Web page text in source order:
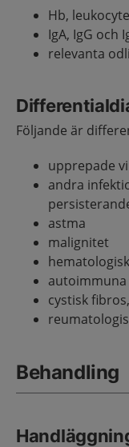
Hb,
IgA, IgG och
relevanta
Följande är
upprepade
andra
astma
malignitet
cystisk
Behandling